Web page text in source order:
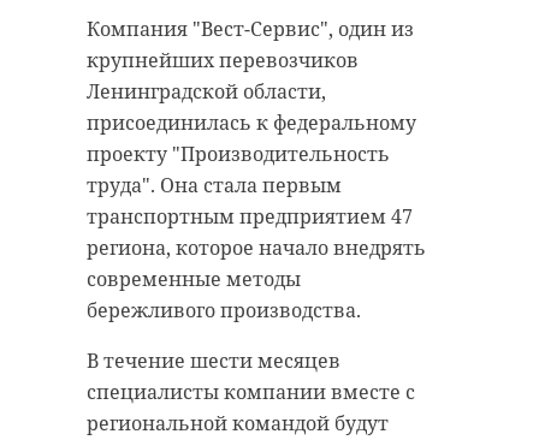
Компания "Вест-Сервис", один из
крупнейших перевозчиков
Ленинградской области,
присоединилась к федеральному
проекту "Производительность
труда". Она стала первым
транспортным предприятием 47
региона, которое начало внедрять
современные методы
бережливого производства.
В течение шести месяцев
специалисты компании вместе с
региональной командой будут